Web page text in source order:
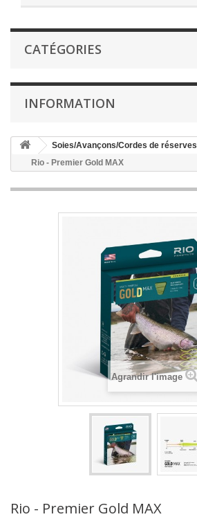
CATÉGORIES
INFORMATION
Soies/Avançons/Cordes de réserves
Rio - Premier Gold MAX
Agrandir l'image
Rio - Premier Gold MAX